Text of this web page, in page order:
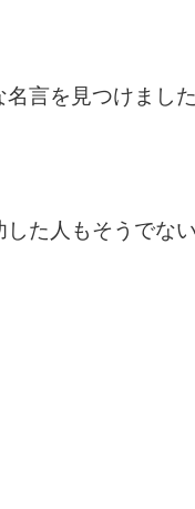
言を見つけました
た人もそうでな